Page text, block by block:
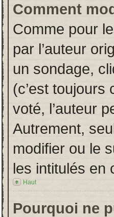
Comment
Comme pour
par l’auteur
un sondage,
(c’est toujours
voté, l’auteur
Autrement,
modifier ou le
les intitulés en
Haut
Pourquoi ne